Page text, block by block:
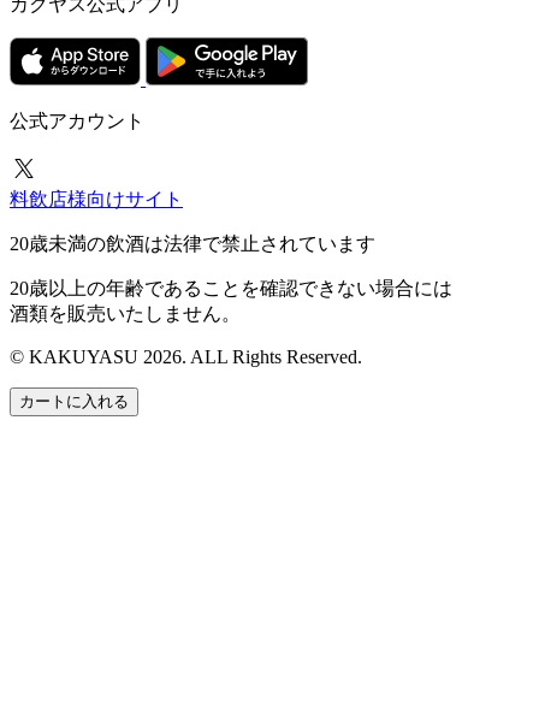
カクヤス公式アプリ
公式アカウント
料飲店様向けサイト
20歳未満の飲酒は法律で禁止されています
20歳以上の年齢であることを確認できない場合には
酒類を販売いたしません。
© KAKUYASU 2026. ALL Rights Reserved.
カートに入れる